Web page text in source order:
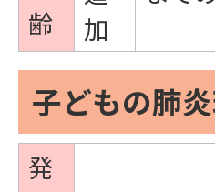
齢
加
子どもの肺
発